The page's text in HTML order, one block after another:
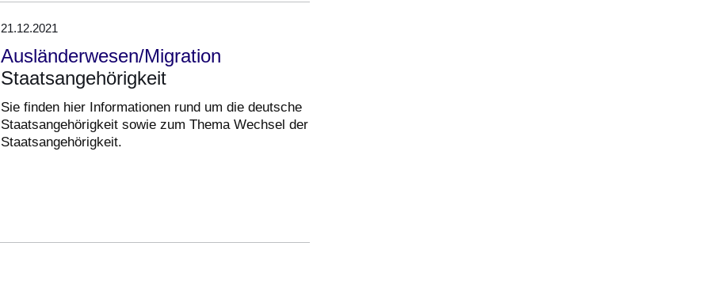
21.12.2021
Ausländerwesen/Migration
Staatsangehörigkeit
Sie finden hier Informationen rund um die deutsche
Staatsangehörigkeit sowie zum Thema Wechsel der
Staatsangehörigkeit.